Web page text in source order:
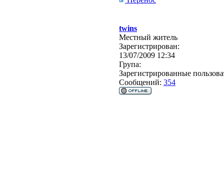
twins
Местный житель
Зарегистрирован:
13/07/2009 12:34
Група:
Зарегистрированные
Сообщений: 354